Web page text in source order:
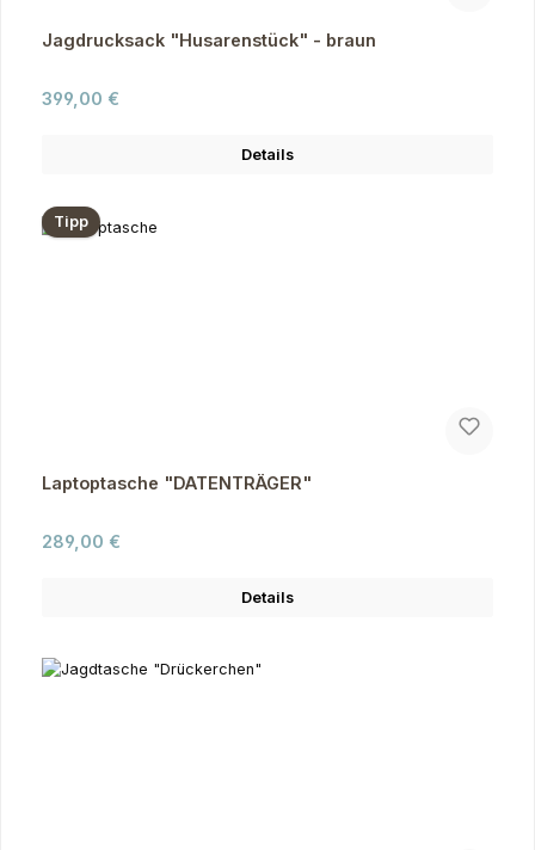
Jagdrucksack "Husarenstück" - braun
Regulärer Preis:
399,00 €
Details
Tipp
Laptoptasche "DATENTRÄGER"
Regulärer Preis:
289,00 €
Details